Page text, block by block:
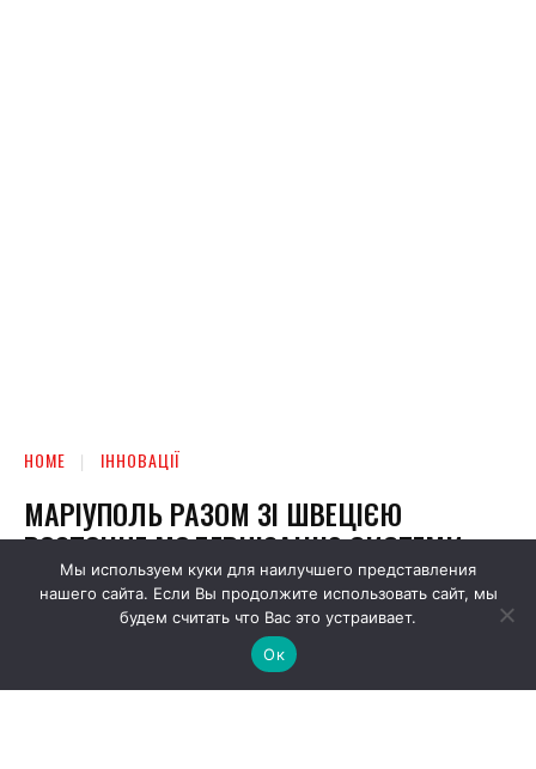
Мы используем куки для наилучшего представления
нашего сайта. Если Вы продолжите использовать сайт, мы
будем считать что Вас это устраивает.
Ок